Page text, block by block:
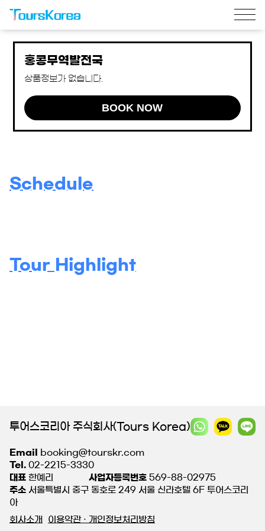
홍콩무역발전국
상품정보가 없습니다.
BOOK NOW
Schedule
Tour Highlight
투어스코리아 주식회사(Tours Korea)
Email
booking@tourskr.com
Tel. 02-2215-3330
대표 한예리 사업자등록번호 569-88-02975
주소 서울특별시 중구 동호로 249 서울 신라호텔 6F 투어스코리
아
회사소개
이용약관 · 개인정보처리방침